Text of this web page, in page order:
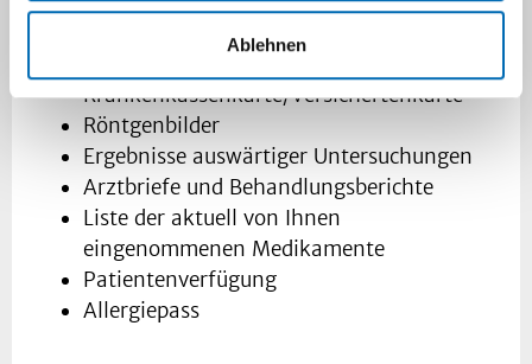
Ablehnen
Behandlungen folgende Unterlagen mit:
Krankenkassenkarte/Versichertenkarte
Röntgenbilder
Ergebnisse auswärtiger Untersuchungen
Arztbriefe und Behandlungsberichte
Liste der aktuell von Ihnen
eingenommenen Medikamente
Patientenverfügung
Allergiepass